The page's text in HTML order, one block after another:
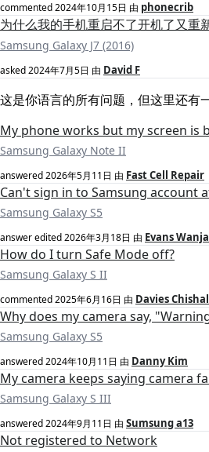
commented2024年10月15日 由 phonecrib
为什么我的手机重启不了开机了又重
Samsung Galaxy J7 (2016)
asked2024年7月5日 由 David F
这是你语言的所有问题，但这里还有
My phone works but my screen is
Samsung Galaxy Note II
answered2026年5月11日 由 Fast Cell Repair
Can't sign in to Samsung account
Samsung Galaxy S5
answer edited2026年3月18日 由 Evans
How do I turn Safe Mode off?
Samsung Galaxy S II
commented2025年6月16日 由 Davies
Why does my camera say,
Samsung Galaxy S5
answered2024年10月11日 由 Danny Kim
My camera keeps saying camera
Samsung Galaxy S III
answered2024年9月11日 由 Sumsung a13
Not registered to Network